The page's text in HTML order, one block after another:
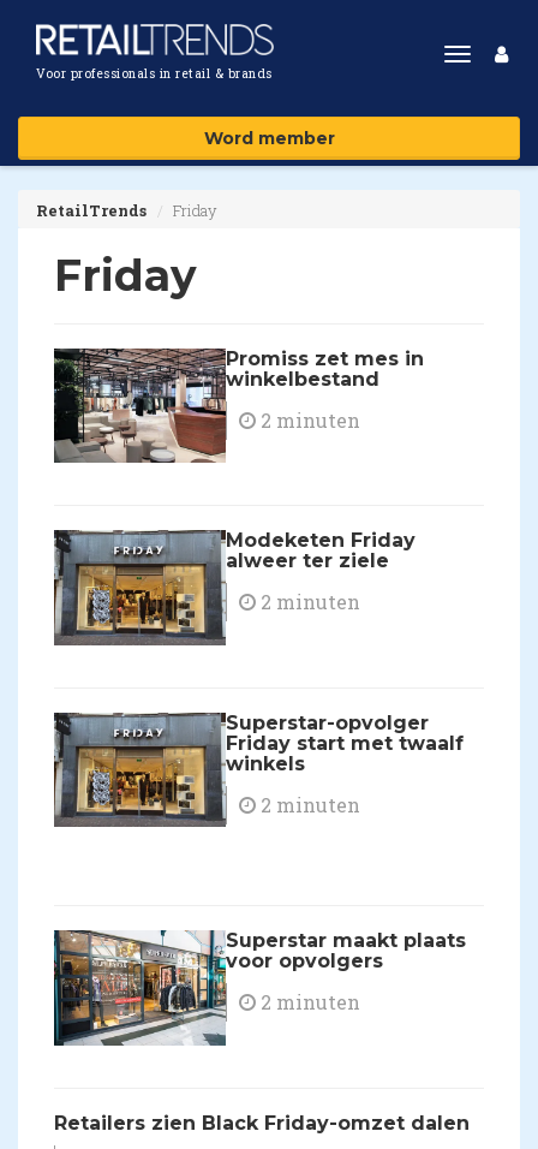
Voor professionals in retail & brands
Toggle
Word member
RetailTrends Friday
Friday
​Promiss zet mes in
winkelbestand
2 minuten
Modeketen Friday
alweer ter ziele
2 minuten
​Superstar-opvolger
Friday start met twaalf
winkels
2 minuten
​Superstar maakt plaats
voor opvolgers
2 minuten
Retailers zien Black Friday-omzet dalen